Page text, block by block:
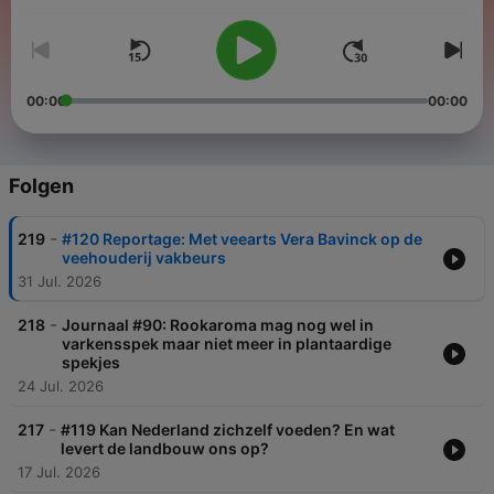
een meer plantaardige samenleving.
00:00 00:00
Folgen
219 - #120 Reportage: Met veearts Vera Bavinck op de
veehouderij vakbeurs
31 Jul. 2026
218 - Journaal #90: Rookaroma mag nog wel in
varkensspek maar niet meer in plantaardige
spekjes
24 Jul. 2026
217 - #119 Kan Nederland zichzelf voeden? En wat
levert de landbouw ons op?
17 Jul. 2026